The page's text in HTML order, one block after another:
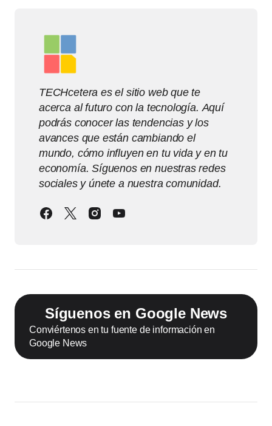
TECHcetera es el sitio web que te
acerca al futuro con la tecnología. Aquí
podrás conocer las tendencias y los
avances que están cambiando el
mundo, cómo influyen en tu vida y en tu
economía. Síguenos en nuestras redes
sociales y únete a nuestra comunidad.
Síguenos en Google News
Conviértenos en tu fuente de información en
Google News